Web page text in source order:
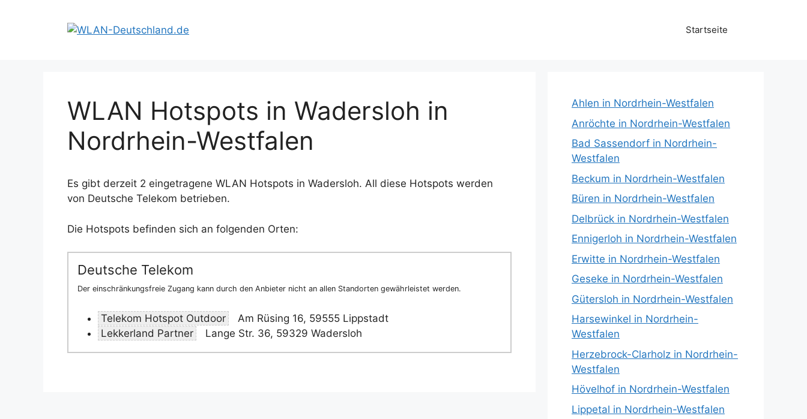
Startseite
WLAN Hotspots in Wadersloh in
Nordrhein-Westfalen
Es gibt derzeit 2 eingetragene WLAN Hotspots in Wadersloh. All diese Hotspots werden
von Deutsche Telekom betrieben.
Die Hotspots befinden sich an folgenden Orten:
Deutsche Telekom
Der einschränkungsfreie Zugang kann durch den Anbieter nicht an allen Standorten gewährleistet werden.
Telekom Hotspot Outdoor
Am Rüsing 16, 59555 Lippstadt
Lekkerland Partner
Lange Str. 36, 59329 Wadersloh
Ahlen in Nordrhein-Westfalen
Anröchte in Nordrhein-Westfalen
Bad Sassendorf in Nordrhein-
Westfalen
Beckum in Nordrhein-Westfalen
Büren in Nordrhein-Westfalen
Delbrück in Nordrhein-Westfalen
Ennigerloh in Nordrhein-Westfalen
Erwitte in Nordrhein-Westfalen
Geseke in Nordrhein-Westfalen
Gütersloh in Nordrhein-Westfalen
Harsewinkel in Nordrhein-
Westfalen
Herzebrock-Clarholz in Nordrhein-
Westfalen
Hövelhof in Nordrhein-Westfalen
Lippetal in Nordrhein-Westfalen